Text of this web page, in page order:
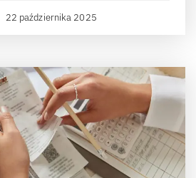
22 października 2025